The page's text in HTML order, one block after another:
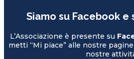
Siamo su Facebook e
L’Associazione è presente su
metti “Mi piace” alle nostre
nostre